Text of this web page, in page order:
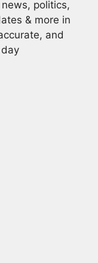
politics,
& more in
and